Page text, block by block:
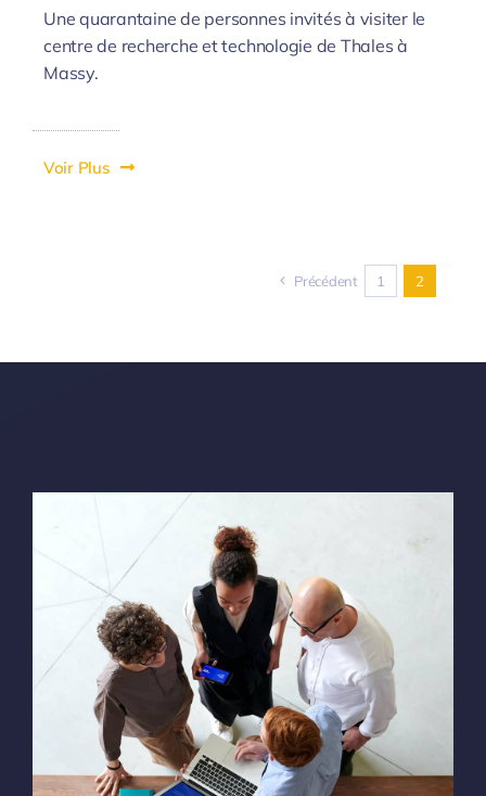
Une quarantaine de personnes invités à visiter le
centre de recherche et technologie de Thales à
Massy.
Voir Plus
Précédent 1 2